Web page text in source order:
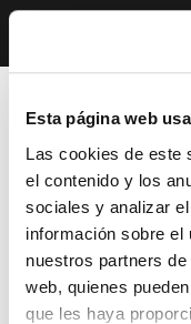
Esta página web
Las cookies de este
el contenido y los
sociales y analizar
información sobre el
nuestros partners
web, quienes
que les haya